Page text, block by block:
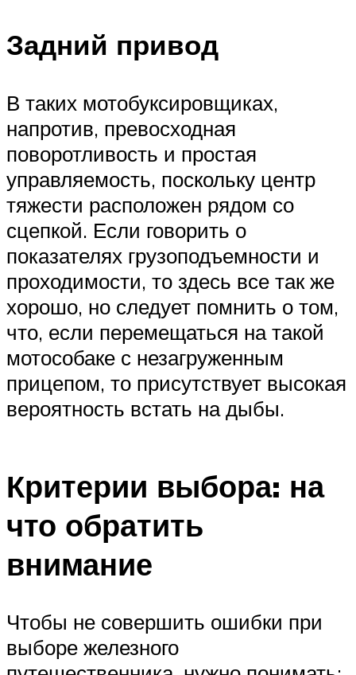
Задний привод
В таких мотобуксировщиках,
напротив, превосходная
поворотливость и простая
управляемость, поскольку центр
тяжести расположен рядом со
сцепкой. Если говорить о
показателях грузоподъемности и
проходимости, то здесь все так же
хорошо, но следует помнить о том,
что, если перемещаться на такой
мотособаке с незагруженным
прицепом, то присутствует высокая
вероятность встать на дыбы.
Критерии выбора: на
что обратить
внимание
Чтобы не совершить ошибки при
выборе железного